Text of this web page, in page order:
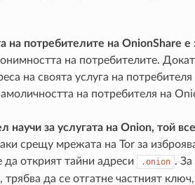
на потребителите на OnionShare е
на потребителите.
на своята услуга на
на потребителя на
научи за услугата на Onion, той
срещу мрежата на Tor за
да открият тайни адреси
.onion .
трябва да се отгатне частният